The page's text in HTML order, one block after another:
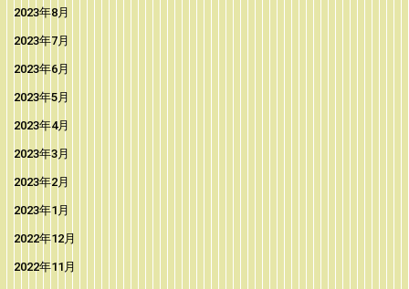
2023年8月
2023年7月
2023年6月
2023年5月
2023年4月
2023年3月
2023年2月
2023年1月
2022年12月
2022年11月